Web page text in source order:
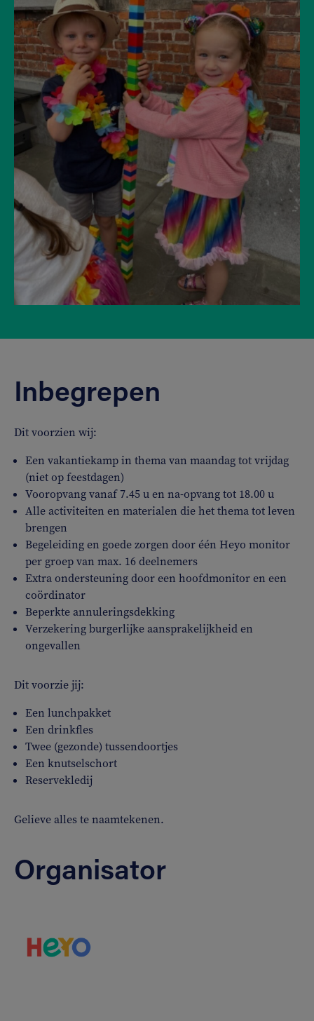
Inbegrepen
Dit voorzien wij:
Een vakantiekamp in thema van maandag tot vrijdag
(niet op feestdagen)
Vooropvang vanaf 7.45 u en na-opvang tot 18.00 u
Alle activiteiten en materialen die het thema tot leven
brengen
Begeleiding en goede zorgen door één Heyo monitor
per groep van max. 16 deelnemers
Extra ondersteuning door een hoofdmonitor en een
coördinator
Beperkte annuleringsdekking
Verzekering burgerlijke aansprakelijkheid en
ongevallen
Dit voorzie jij:
Een lunchpakket
Een drinkfles
Twee (gezonde) tussendoortjes
Een knutselschort
Reservekledij
Gelieve alles te naamtekenen.
Organisator